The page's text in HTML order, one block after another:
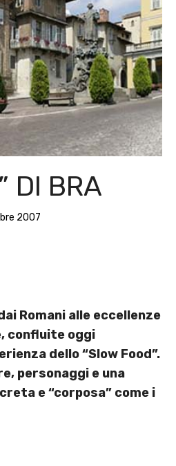
DI BRA
2007
Romani alle eccellenze
confluite oggi
dello “Slow Food”.
personaggi e una
e “corposa” come i